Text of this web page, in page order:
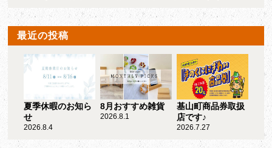
最近の投稿
夏季休暇のお知ら
せ
2026.8.4
8月おすすめ雑貨
2026.8.1
基山町商品券取扱
店です♪
2026.7.27